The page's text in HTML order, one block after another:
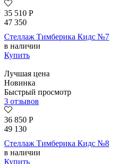
35 510 Р
47 350
Стеллаж Тимберика Кидс №7
в наличии
Купить
Лучшая цена
Новинка
Быстрый просмотр
3 отзывов
36 850 Р
49 130
Стеллаж Тимберика Кидс №8
в наличии
Купить